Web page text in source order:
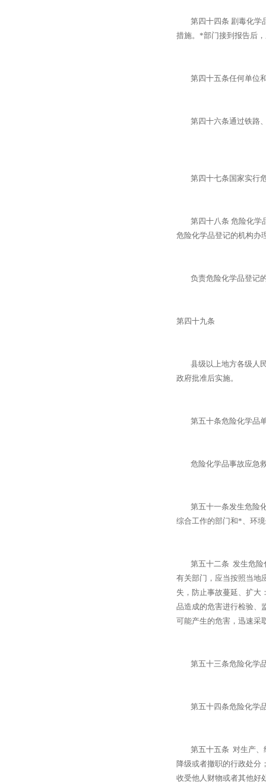
第四十四条 剧毒化学品
措施。*部门接到报告后
第四十五条任何单位和
第四十六条通过铁路、
第四十七条国家实行危
第四十八条 危险化学品
危险化学品登记的机构办
负责危险化学品登记的
第四十九条
县级以上地方各级人民
政府批准后实施。
第五十条危险化学品单
危险化学品事故应急救
第五十一条发生危险化
综合工作的部门和*、环
第五十二条 发生危险化
有关部门，应当按照当地
失，防止事故蔓延、扩大
品造成的危害进行检验、
可能产生的危害，迅速采
第五十三条危险化学品
第五十四条危险化学品
第五十五条 对生产、经
降级或者撤职的行政处分
收受他人财物或者其他好